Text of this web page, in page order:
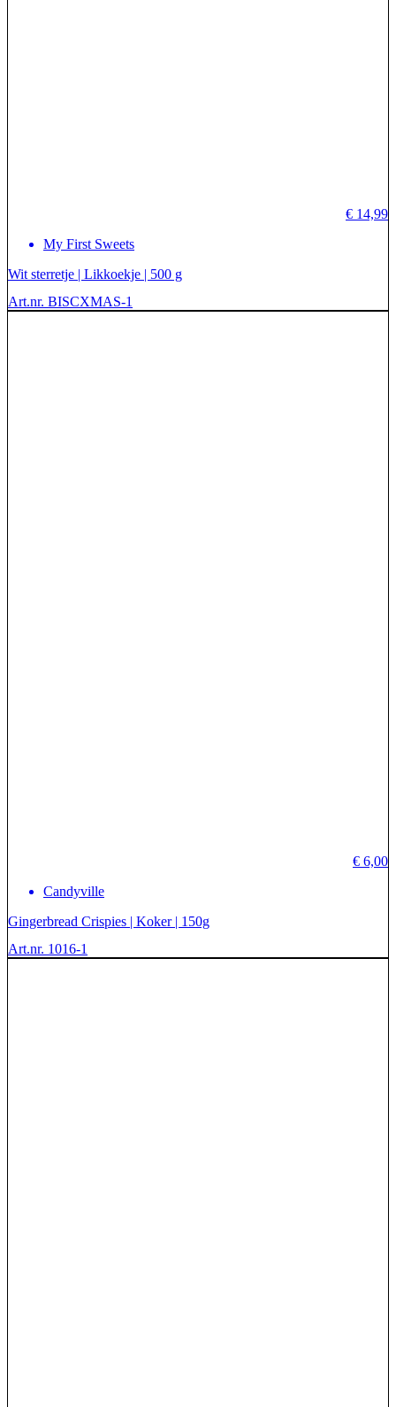
€ 14,99
My First Sweets
Wit sterretje | Likkoekje | 500 g
Art.nr. BISCXMAS-1
€ 6,00
Candyville
Gingerbread Crispies | Koker | 150g
Art.nr. 1016-1